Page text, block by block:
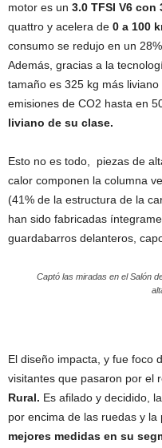
motor es un 3.0 TFSI V6 con
quattro y acelera de 0 a 100
consumo se redujo en un
Además, gracias a la
tamaño es 325 kg más
emisiones de CO2 hasta en
liviano de su clase.
Esto no es todo, piezas de
calor componen la columna
(41% de la estructura de la
han sido fabricadas
guardabarros delanteros,
Captó las miradas en el Salón
El diseño impacta, y fue foco
visitantes que pasaron por el
Rural. Es afilado y decidido,
por encima de las ruedas y
mejores medidas en su